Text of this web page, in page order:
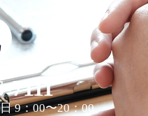
7111
9：00〜20：00